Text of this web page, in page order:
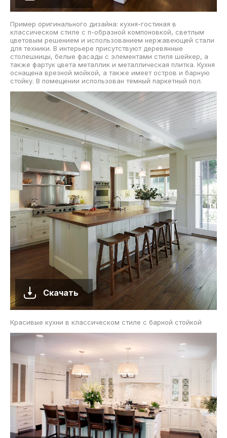
Пример оригинального дизайна: кухня-гостиная в
классическом стиле с п-образной компоновкой, светлым
цветовым решением и использованием нержавеющей стали
для техники. В интерьере присутствуют деревянные
столешницы, белые фасады с элементами стиля шейкер, а
также фартук цвета металлик и металлическая плитка. Кухня
оснащена врезной мойкой, а также имеет остров и барную
стойку. В помещении использован темный паркетный пол.
Скачать
Красивые кухни в классическом стиле с барной стойкой